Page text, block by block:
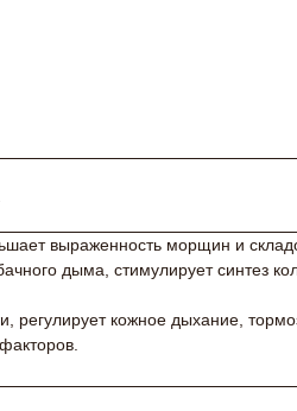
выраженность морщин и
дыма, стимулирует синтез
регулирует кожное дыхание,